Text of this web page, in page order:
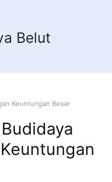
Belut
Keuntungan Besar